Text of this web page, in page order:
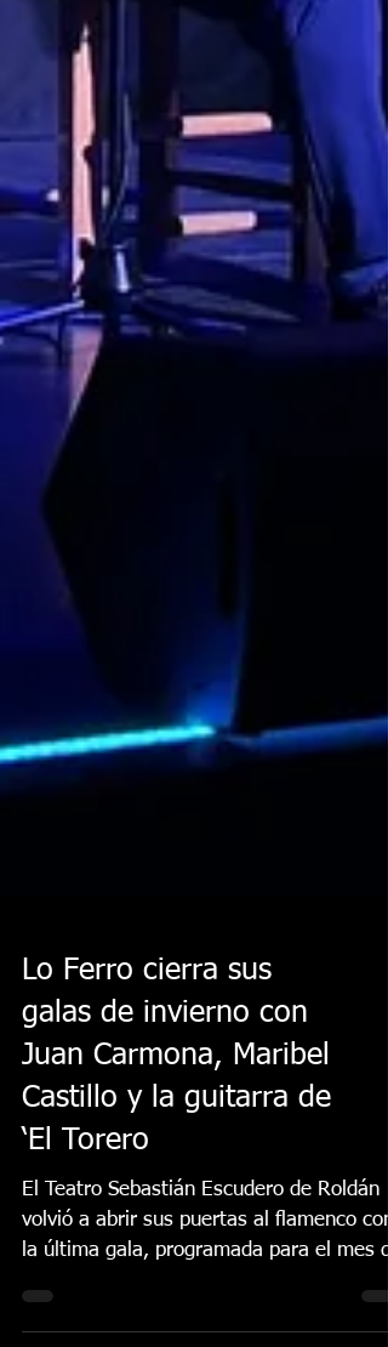
Lo Ferro cierra sus
galas de invierno con
Juan Carmona, Maribel
Castillo y la guitarra de
‘El Torero
El Teatro Sebastián Escudero de Roldán
volvió a abrir sus puertas al flamenco con